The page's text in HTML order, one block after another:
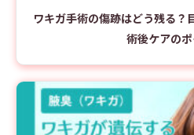
ワキガ手術の傷跡はどう残る？
術後ケアの